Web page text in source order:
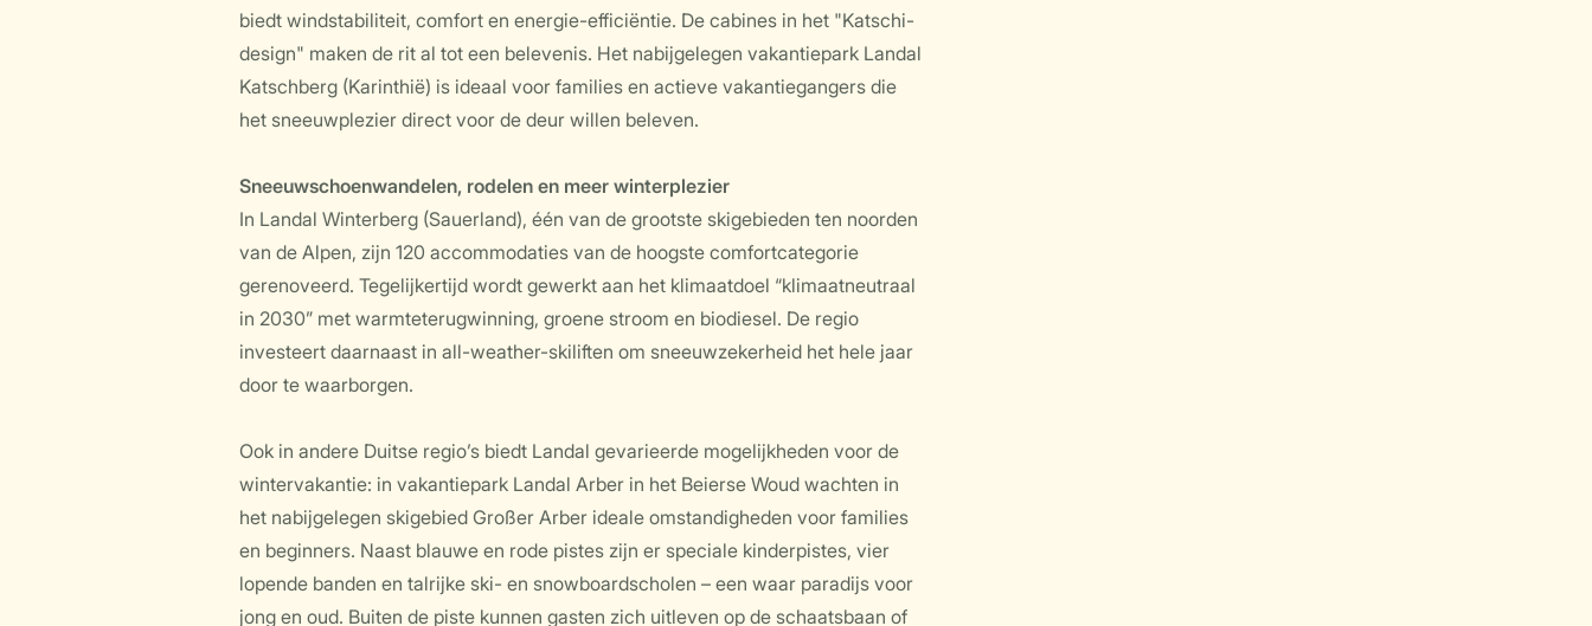
biedt windstabiliteit, comfort en energie-efficiëntie. De cabines in het "Katschi-
design" maken de rit al tot een belevenis. Het nabijgelegen vakantiepark Landal
Katschberg (Karinthië) is ideaal voor families en actieve vakantiegangers die
het sneeuwplezier direct voor de deur willen beleven.
Sneeuwschoenwandelen, rodelen en meer winterplezier
In Landal Winterberg (Sauerland), één van de grootste skigebieden ten noorden
van de Alpen, zijn 120 accommodaties van de hoogste comfortcategorie
gerenoveerd. Tegelijkertijd wordt gewerkt aan het klimaatdoel “klimaatneutraal
in 2030” met warmteterugwinning, groene stroom en biodiesel. De regio
investeert daarnaast in all-weather-skiliften om sneeuwzekerheid het hele jaar
door te waarborgen.
Ook in andere Duitse regio’s biedt Landal gevarieerde mogelijkheden voor de
wintervakantie: in vakantiepark Landal Arber in het Beierse Woud wachten in
het nabijgelegen skigebied Großer Arber ideale omstandigheden voor families
en beginners. Naast blauwe en rode pistes zijn er speciale kinderpistes, vier
lopende banden en talrijke ski- en snowboardscholen – een waar paradijs voor
jong en oud. Buiten de piste kunnen gasten zich uitleven op de schaatsbaan of